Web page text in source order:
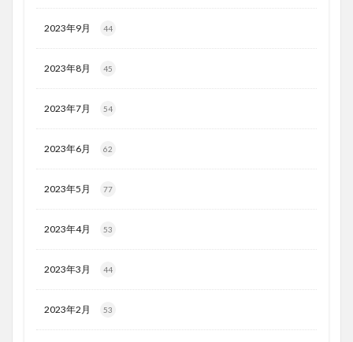
2023年9月 44
2023年8月 45
2023年7月 54
2023年6月 62
2023年5月 77
2023年4月 53
2023年3月 44
2023年2月 53